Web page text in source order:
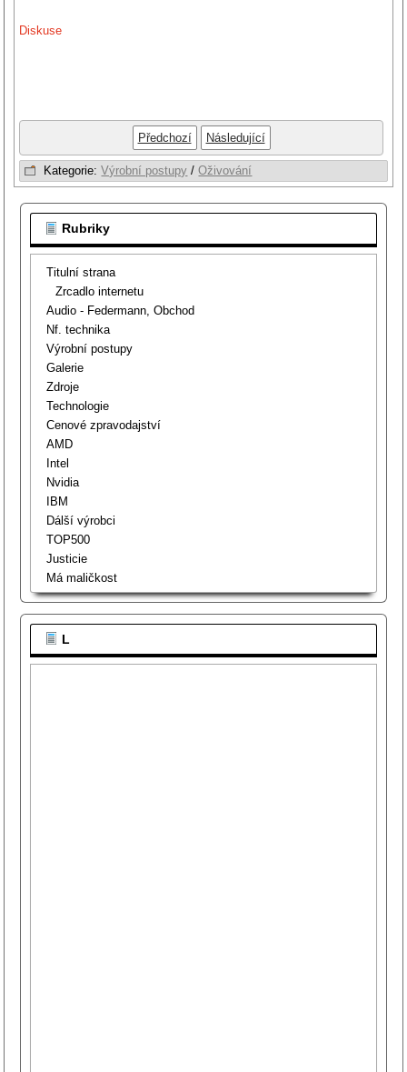
Diskuse
Předchozí Následující
Kategorie:Výrobní postupy /Oživování
Rubriky
Titulní strana
Zrcadlo internetu
Audio - Federmann, Obchod
Nf. technika
Výrobní postupy
Galerie
Zdroje
Technologie
Cenové zpravodajství
AMD
Intel
Nvidia
IBM
Dálší výrobci
TOP500
Justicie
Má maličkost
L